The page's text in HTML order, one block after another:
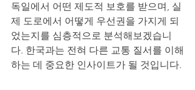
독일에서 어떤 제도적 보호를 받으며, 실
제 도로에서 어떻게 우선권을 가지게 되
었는지를 심층적으로 분석해보겠습니
다. 한국과는 전혀 다른 교통 질서를 이해
하는 데 중요한 인사이트가 될 것입니다.